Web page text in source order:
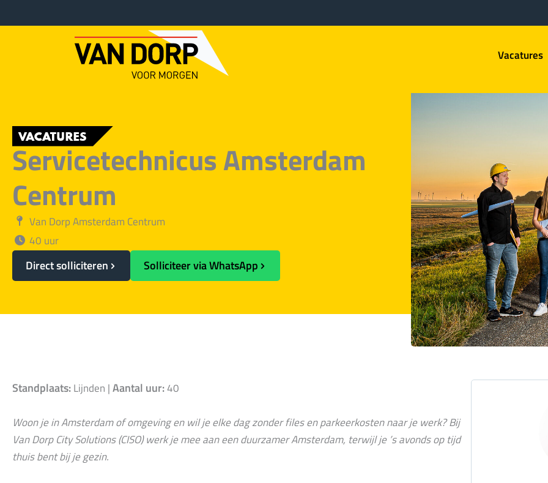
naar
Vacatures
VACATURES
Servicetechnicus Amsterdam
Centrum
Van Dorp Amsterdam Centrum
40 uur
Direct solliciteren Solliciteer via WhatsApp
Standplaats:Lijnden |Aantal uur:40
Woon je in Amsterdam of omgeving en wil je elke dag zonder files en parkeerkosten naar je werk? Bij
Van Dorp City Solutions (CISO) werk je mee aan een duurzamer Amsterdam, terwijl je ’s avonds op tijd
thuis bent bij je gezin.